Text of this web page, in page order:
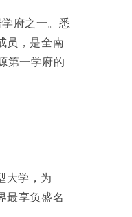
府之一。悉
员，是全南
第一学府的
大学，为
最享负盛名